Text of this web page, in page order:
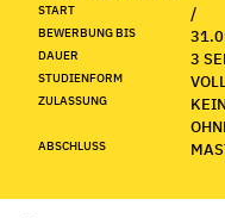
START /
BEWERBUNG BIS
DAUER 3
STUDIENFORM
ZULASSUNG
ABSCHLUSS